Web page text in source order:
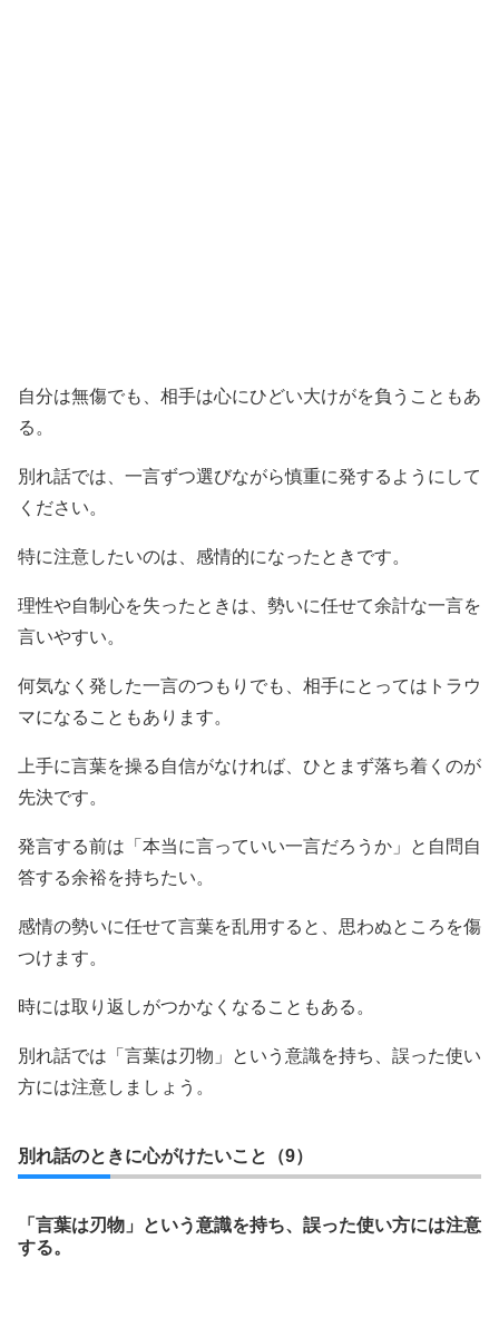
自分は無傷でも、相手は心にひどい大けがを負うこともあ
る。
別れ話では、一言ずつ選びながら慎重に発するようにして
ください。
特に注意したいのは、感情的になったときです。
理性や自制心を失ったときは、勢いに任せて余計な一言を
言いやすい。
何気なく発した一言のつもりでも、相手にとってはトラウ
マになることもあります。
上手に言葉を操る自信がなければ、ひとまず落ち着くのが
先決です。
発言する前は「本当に言っていい一言だろうか」と自問自
答する余裕を持ちたい。
感情の勢いに任せて言葉を乱用すると、思わぬところを傷
つけます。
時には取り返しがつかなくなることもある。
別れ話では「言葉は刃物」という意識を持ち、誤った使い
方には注意しましょう。
別れ話のときに心がけたいこと（9）
「言葉は刃物」という意識を持ち、誤った使い方には注意
する。